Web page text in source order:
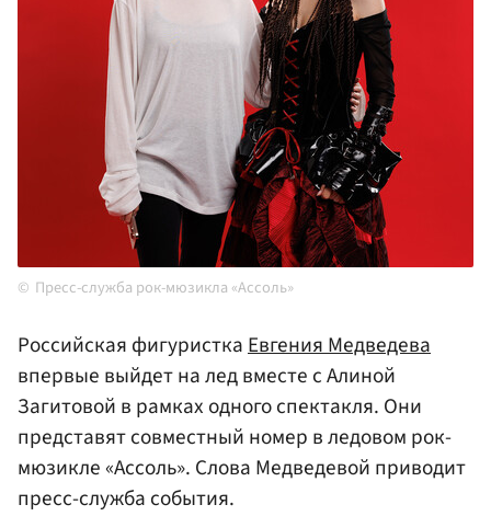
Пресс-служба рок-мюзикла «Ассоль»
Российская фигуристкаЕвгения Медведева
впервые выйдет на лед вместе с Алиной
Загитовой в рамках одного спектакля. Они
представят совместный номер в ледовом рок-
мюзикле «Ассоль». Слова Медведевой приводит
пресс-служба события.